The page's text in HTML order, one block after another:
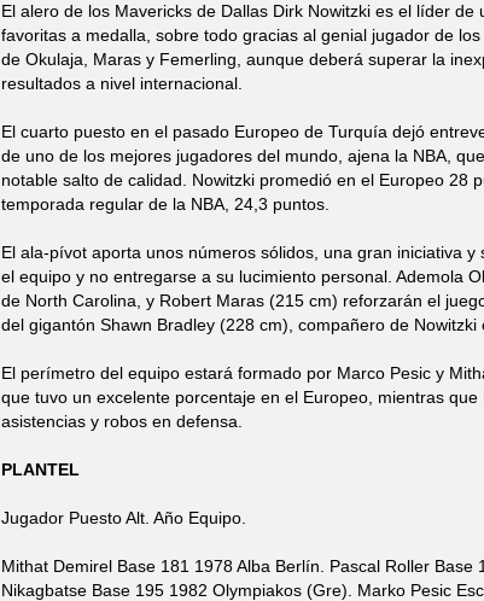
El alero de los Mavericks de Dallas Dirk Nowitzki es el líder
favoritas a medalla, sobre todo gracias al genial jugador de
de Okulaja, Maras y Femerling, aunque deberá superar la
resultados a nivel internacional.
El cuarto puesto en el pasado Europeo de Turquía dejó
de uno de los mejores jugadores del mundo, ajena la NBA,
notable salto de calidad. Nowitzki promedió en el Europeo 28
temporada regular de la NBA, 24,3 puntos.
El ala-pívot aporta unos números sólidos, una gran iniciativa
el equipo y no entregarse a su lucimiento personal. Ademola
de North Carolina, y Robert Maras (215 cm) reforzarán el
del gigantón Shawn Bradley (228 cm), compañero de Nowitzki
El perímetro del equipo estará formado por Marco Pesic y
que tuvo un excelente porcentaje en el Europeo, mientras
asistencias y robos en defensa.
PLANTEL
Jugador Puesto Alt. Año Equipo.
Mithat Demirel Base 181 1978 Alba Berlín. Pascal Roller Base
Nikagbatse Base 195 1982 Olympiakos (Gre). Marko Pesic